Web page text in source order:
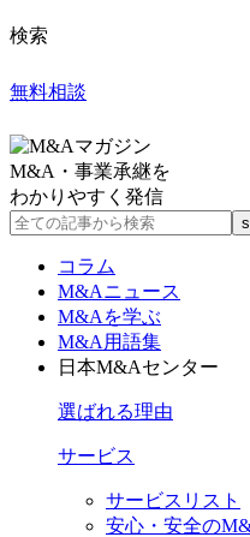
検索
無料相談
M&A・事業承継を
わかりやすく発信
コラム
M&Aニュース
M&Aを学ぶ
M&A用語集
日本M&Aセンター
選ばれる理由
サービス
サービスリスト
安心・安全の